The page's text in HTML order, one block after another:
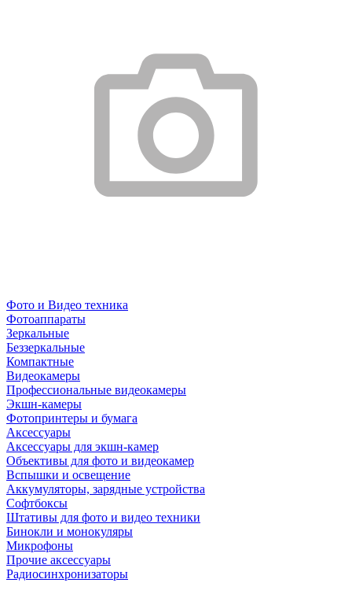
Фото и Видео техника
Фотоаппараты
Зеркальные
Беззеркальные
Компактные
Видеокамеры
Профессиональные видеокамеры
Экшн-камеры
Фотопринтеры и бумага
Аксессуары
Аксессуары для экшн-камер
Объективы для фото и видеокамер
Вспышки и освещение
Аккумуляторы, зарядные устройства
Софтбоксы
Штативы для фото и видео техники
Бинокли и монокуляры
Микрофоны
Прочие аксессуары
Радиосинхронизаторы